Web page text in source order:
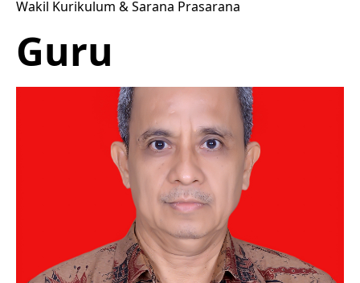
Wakil Kurikulum & Sarana Prasarana
Guru